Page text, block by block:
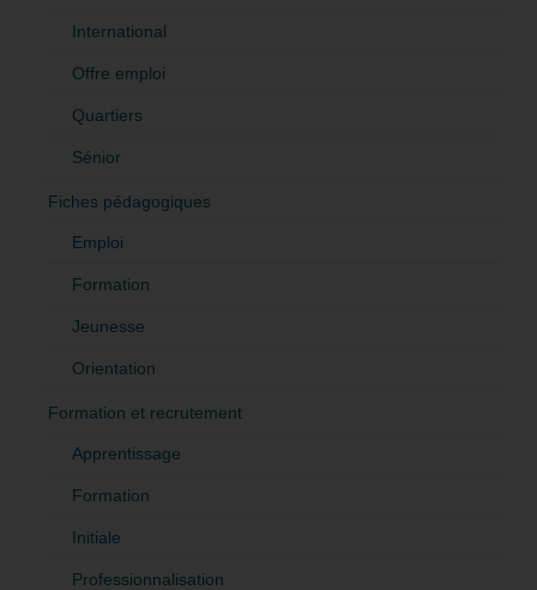
International
Offre emploi
Quartiers
Sénior
Fiches pédagogiques
Emploi
Formation
Jeunesse
Orientation
Formation et recrutement
Apprentissage
Formation
Initiale
Professionnalisation